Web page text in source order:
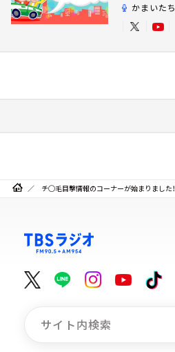
かまいたち
チ◯毛目撃情報のコーナーが始まりました！